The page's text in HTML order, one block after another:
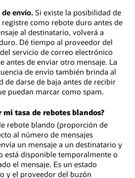
de envío. Si existe la posibilidad de
como rebote duro antes de
al destinatario, volverá a
Dé tiempo al proveedor del
servicio de correo electrónico
antes de enviar otro mensaje. La
de envío también brinda al
de darse de baja antes de recibir
puedan marcar como spam.
mi tasa de rebotes blandos?
rebote blando (proporción de
al número de mensajes
un mensaje a un destinatario y
está disponible temporalmente o
el mensaje. Es un estado
y el proveedor del buzón